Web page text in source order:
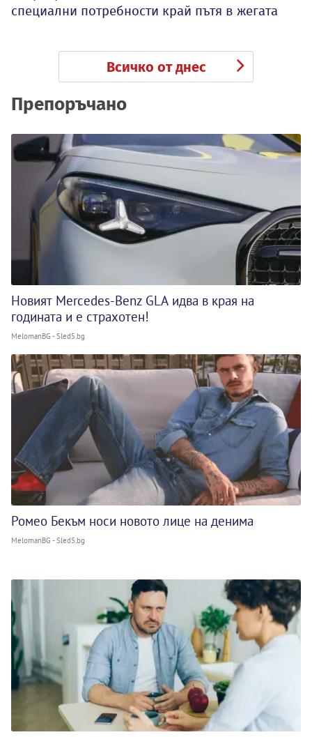
специални потребности край пътя в жегата
Всичко от днес
Препоръчано
Новият Mercedes-Benz GLA идва в края на
годината и е страхотен!
MelomanBG - Sled5.bg
Ромео Бекъм носи новото лице на денима
MelomanBG - Sled5.bg